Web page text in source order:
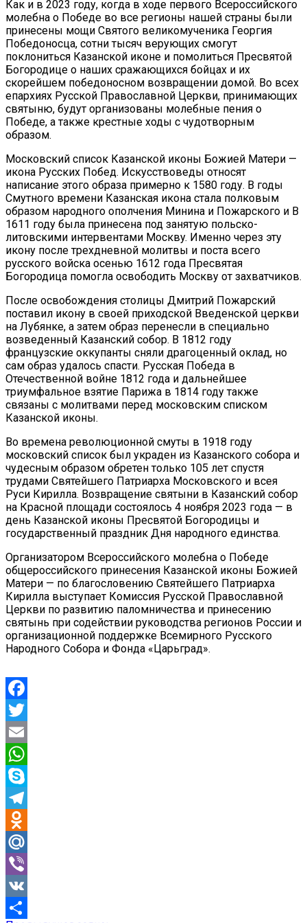
Как и в 2023 году, когда в ходе первого Всероссийского
молебна о Победе во все регионы нашей страны были
принесены мощи Святого великомученика Георгия
Победоносца, сотни тысяч верующих смогут
поклониться Казанской иконе и помолиться Пресвятой
Богородице о наших сражающихся бойцах и их
скорейшем победоносном возвращении домой. Во всех
епархиях Русской Православной Церкви, принимающих
святыню, будут организованы молебные пения о
Победе, а также крестные ходы с чудотворным
образом.
Московский список Казанской иконы Божией Матери —
икона Русских Побед. Искусствоведы относят
написание этого образа примерно к 1580 году. В годы
Смутного времени Казанская икона стала полковым
образом народного ополчения Минина и Пожарского и В
1611 году была принесена под занятую польско-
литовскими интервентами Мocквy. Именно через эту
икону после трехдневной молитвы и поста всего
русского войска осенью 1612 года Пресвятая
Богородица помогла освободить Москву от захватчиков.
После освобождения столицы Дмитрий Пожарский
поставил икону в своей приходской Введенской церкви
на Лубянке, а затем образ перенесли в специально
возведенный Казанский собор. В 1812 году
французские оккупанты сняли драгоценный оклад, но
сам образ удалось спасти. Русская Победа в
Отечественной войне 1812 года и дальнейшее
триумфальное взятие Парижа в 1814 году также
связаны с молитвами перед московским списком
Казанской иконы.
Во времена революционной смуты в 1918 году
московский список был украден из Казанского собора и
чудесным образом обретен только 105 лет спустя
трудами Святейшего Патриарха Московского и всея
Руси Кирилла. Возвращение святыни в Казанский собор
на Красной площади состоялось 4 ноября 2023 года — в
день Казанской иконы Пресвятой Богородицы и
государственный праздник Дня народного единства.
Организатором Всероссийского молебна о Победе
общероссийского принесения Казанской иконы Божией
Матери — по благословению Святейшего Патриарха
Кирилла выступает Комиссия Русской Православной
Церкви по развитию паломничества и принесению
святынь при содействии руководства регионов России и
организационной поддержке Всемирного Русского
Народного Собора и Фонда «Царьград».
Facebook
Twitter
Email
WhatsApp
Skype
Telegram
Odnoklassniki
Mail.Ru
Viber
VK